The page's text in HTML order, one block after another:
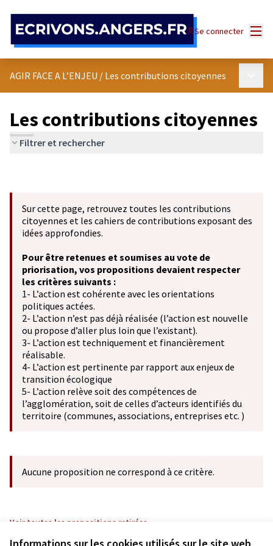
Se connecter
AGIR FACE A L’ENJEU / Les contributions citoyennes
Les contributions citoyennes
Filtrer et rechercher
Sur cette page, retrouvez toutes les contributions
citoyennes et les cahiers de contributions exposant des
idées approfondies.
Pour être retenues et soumises au vote de
priorisation, vos propositions devaient respecter
les critères suivants :
1- L’action est cohérente avec les orientations
politiques actées.
2- L’action n’est pas déjà réalisée (l’action est nouvelle
ou propose d’aller plus loin que l’existant).
3- L’action est techniquement et financièrement
réalisable.
4- L’action est pertinente par rapport aux enjeux de
transition écologique
5- L’action relève soit des compétences de
l’agglomération, soit de celles d’acteurs identifiés du
territoire (communes, associations, entreprises etc. )
Aucune proposition ne correspond à ce critère.
Voir toutes les propositions retirées